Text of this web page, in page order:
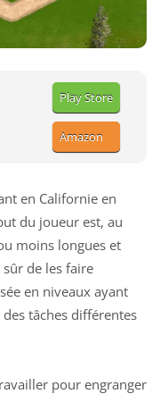
Play Store
Amazon
en Californie en
du joueur est, au
moins longues et
de les faire
en niveaux ayant
tâches différentes
pour engranger